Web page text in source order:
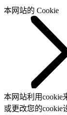
本网站的 Cookie
本网站利用cookie
或更改您的cookie